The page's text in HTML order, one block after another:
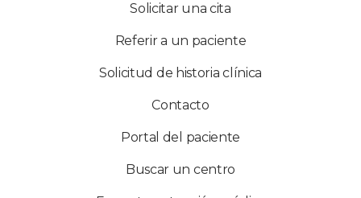
Solicitar una cita
Referir a un paciente
Solicitud de historia clínica
Contacto
Portal del paciente
Buscar un centro